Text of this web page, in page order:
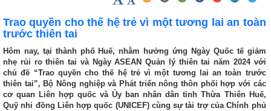
Trao quyền cho thế hệ trẻ vì một tương lai an toàn
trước thiên tai
Hôm nay, tại thành phố Huế, nhằm hưởng ứng Ngày Quốc tế giảm
nhẹ rủi ro thiên tai và Ngày ASEAN Quản lý thiên tai năm 2024 với
chủ đề “Trao quyền cho thế hệ trẻ vì một tương lai an toàn trước
thiên tai”, Bộ Nông nghiệp và Phát triển nông thôn phối hợp với các
cơ quan Liên hợp quốc và Ủy ban nhân dân tỉnh Thừa Thiên Huế,
Quỹ nhi đồng Liên hợp quốc (UNICEF) cùng sự tài trợ của Chính phủ